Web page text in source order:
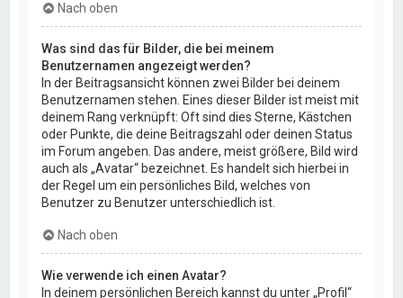
Nach oben
Was sind das für Bilder, die bei meinem
Benutzernamen angezeigt werden?
In der Beitragsansicht können zwei Bilder bei deinem
Benutzernamen stehen. Eines dieser Bilder ist meist mit
deinem Rang verknüpft: Oft sind dies Sterne, Kästchen
oder Punkte, die deine Beitragszahl oder deinen Status
im Forum angeben. Das andere, meist größere, Bild wird
auch als „Avatar“ bezeichnet. Es handelt sich hierbei in
der Regel um ein persönliches Bild, welches von
Benutzer zu Benutzer unterschiedlich ist.
Nach oben
Wie verwende ich einen Avatar?
In deinem persönlichen Bereich kannst du unter „Profil“